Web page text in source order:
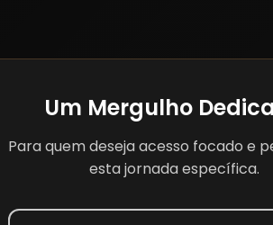
Um Mergulho
Para quem deseja acesso focado e
esta jornada específica.